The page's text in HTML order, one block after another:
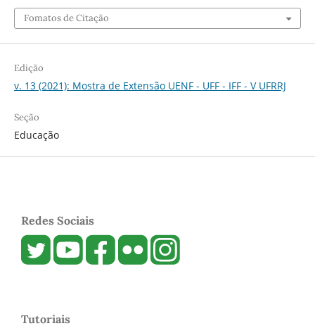
Fomatos de Citação
Edição
v. 13 (2021): Mostra de Extensão UENF - UFF - IFF - V UFRRJ
Seção
Educação
Redes Sociais
Tutoriais